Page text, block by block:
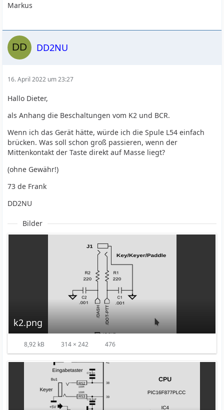
Markus
DD2NU
16. April 2022 um 23:27
Hallo Dieter,
als Anhang die Beschaltungen vom K2 und BCR.
Wenn ich das Gerät hätte, würde ich die Spule L54 einfach
brücken. Was soll schon groß passieren, wenn der
Mittenkontakt der Taste direkt auf Masse liegt?
(ohne Gewähr!)
73 de Frank
DD2NU
Bilder
k2.png
8,92 kB 314 × 242 476